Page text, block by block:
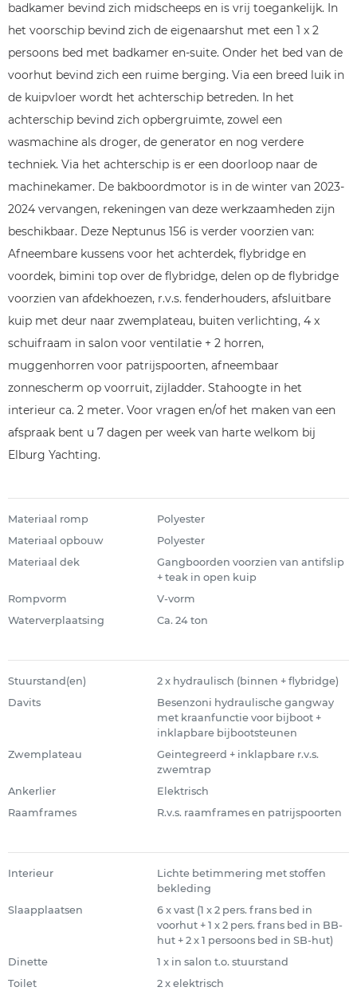
badkamer bevind zich midscheeps en is vrij toegankelijk. In
het voorschip bevind zich de eigenaarshut met een 1 x 2
persoons bed met badkamer en-suite. Onder het bed van de
voorhut bevind zich een ruime berging. Via een breed luik in
de kuipvloer wordt het achterschip betreden. In het
achterschip bevind zich opbergruimte, zowel een
wasmachine als droger, de generator en nog verdere
techniek. Via het achterschip is er een doorloop naar de
machinekamer. De bakboordmotor is in de winter van 2023-
2024 vervangen, rekeningen van deze werkzaamheden zijn
beschikbaar. Deze Neptunus 156 is verder voorzien van:
Afneembare kussens voor het achterdek, flybridge en
voordek, bimini top over de flybridge, delen op de flybridge
voorzien van afdekhoezen, r.v.s. fenderhouders, afsluitbare
kuip met deur naar zwemplateau, buiten verlichting, 4 x
schuifraam in salon voor ventilatie + 2 horren,
muggenhorren voor patrijspoorten, afneembaar
zonnescherm op voorruit, zijladder. Stahoogte in het
interieur ca. 2 meter. Voor vragen en/of het maken van een
afspraak bent u 7 dagen per week van harte welkom bij
Elburg Yachting.
Materiaal romp
Polyester
Materiaal opbouw
Polyester
Materiaal dek
Gangboorden voorzien van antifslip
+ teak in open kuip
Rompvorm
V-vorm
Waterverplaatsing
Ca. 24 ton
Stuurstand(en)
2 x hydraulisch (binnen + flybridge)
Davits
Besenzoni hydraulische gangway
met kraanfunctie voor bijboot +
inklapbare bijbootsteunen
Zwemplateau
Geintegreerd + inklapbare r.v.s.
zwemtrap
Ankerlier
Elektrisch
Raamframes
R.v.s. raamframes en patrijspoorten
Interieur
Lichte betimmering met stoffen
bekleding
Slaapplaatsen
6 x vast (1 x 2 pers. frans bed in
voorhut + 1 x 2 pers. frans bed in BB-
hut + 2 x 1 persoons bed in SB-hut)
Dinette
1 x in salon t.o. stuurstand
Toilet
2 x elektrisch